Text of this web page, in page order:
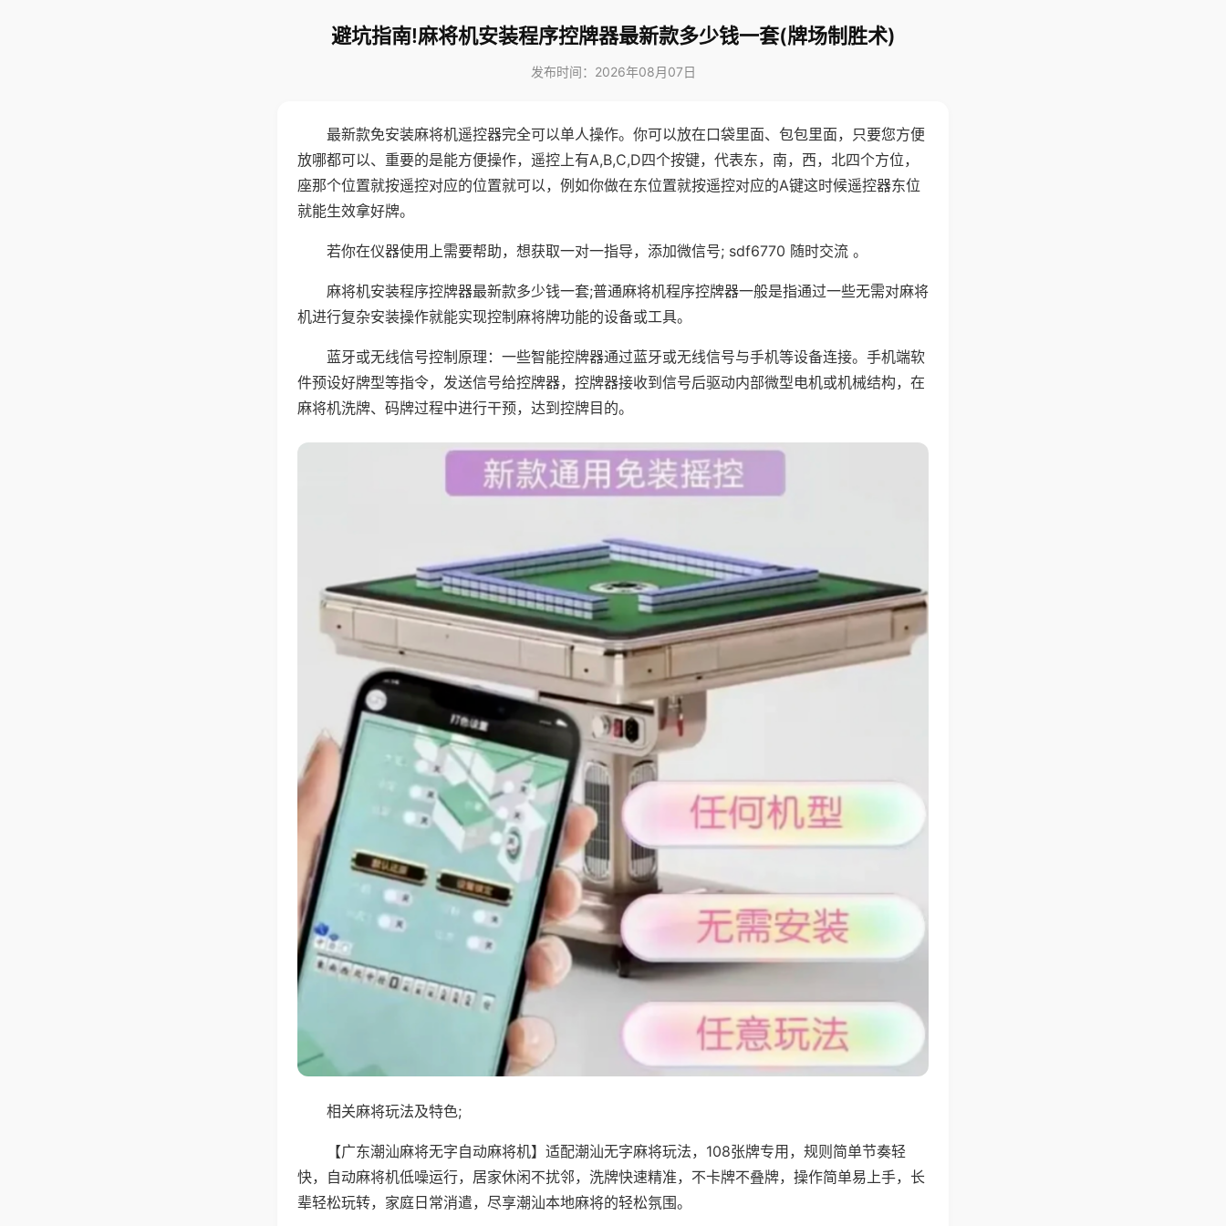
避坑指南!麻将机安装程序控牌器最新款多少钱一套(牌场制胜术)
发布时间：2026年08月07日
最新款免安装麻将机遥控器完全可以单人操作。你可以放在口袋里面、包包里面，只要您方便
放哪都可以、重要的是能方便操作，遥控上有A,B,C,D四个按键，代表东，南，西，北四个方位，
座那个位置就按遥控对应的位置就可以，例如你做在东位置就按遥控对应的A键这时候遥控器东位
就能生效拿好牌。
若你在仪器使用上需要帮助，想获取一对一指导，添加微信号; sdf6770 随时交流 。
麻将机安装程序控牌器最新款多少钱一套;普通麻将机程序控牌器一般是指通过一些无需对麻将
机进行复杂安装操作就能实现控制麻将牌功能的设备或工具。
蓝牙或无线信号控制原理：一些智能控牌器通过蓝牙或无线信号与手机等设备连接。手机端软
件预设好牌型等指令，发送信号给控牌器，控牌器接收到信号后驱动内部微型电机或机械结构，在
麻将机洗牌、码牌过程中进行干预，达到控牌目的。
相关麻将玩法及特色;
【广东潮汕麻将无字自动麻将机】适配潮汕无字麻将玩法，108张牌专用，规则简单节奏轻
快，自动麻将机低噪运行，居家休闲不扰邻，洗牌快速精准，不卡牌不叠牌，操作简单易上手，长
辈轻松玩转，家庭日常消遣，尽享潮汕本地麻将的轻松氛围。